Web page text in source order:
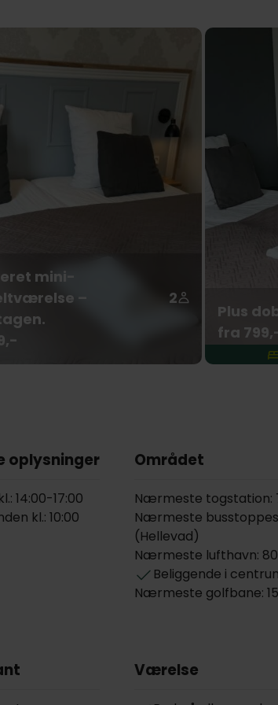
mini-
–
2
Plus
fra
oplysninger
14:00-17:00
kl.: 10:00
Området
Nærmeste togstation:
Nærmeste
(Hellevad)
Nærmeste lufthavn:
Beliggende i
Nærmeste golfbane:
Værelse